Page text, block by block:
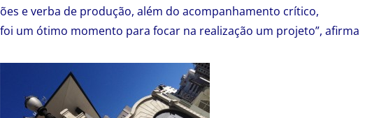
e verba de produção, além do acompanhamento crítico,
um ótimo momento para focar na realização um projeto”, afirma